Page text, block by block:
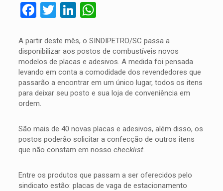
Facebook
TwitterLinkedIn
WhatsApp
A partir deste mês, o SINDIPETRO/SC passa a
disponibilizar aos postos de combustíveis novos
modelos de placas e adesivos. A medida foi pensada
levando em conta a comodidade dos revendedores que
passarão a encontrar em um único lugar, todos os itens
para deixar seu posto e sua loja de conveniência em
ordem.
São mais de 40 novas placas e adesivos, além disso, os
postos poderão solicitar a confecção de outros itens
que não constam em nosso checklist.
Entre os produtos que passam a ser oferecidos pelo
sindicato estão: placas de vaga de estacionamento